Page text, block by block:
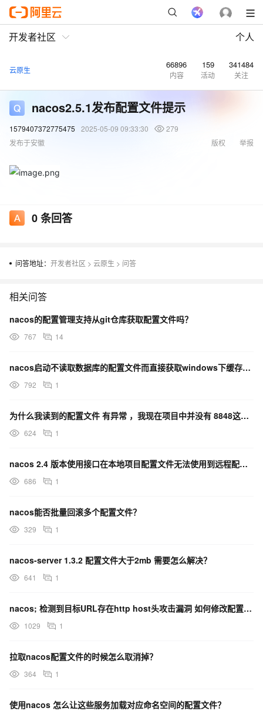
开发者社区 个人
云原生 66896
内容
159
活动
341484
关注
nacos2.5.1发布配置文件提示
1579407372775475 2025-05-09 09:33:30
279
发布于安徽
举报
版权
0条回答
问答地址： 开发者社区 > 云原生 > 问答
相关问答
nacos的配置管理支持从git仓库获取配置文件吗？
767 14
nacos启动不读取数据库的配置文件而直接获取windows下缓存的文件 怎么回事？
792 1
为什么我读到的配置文件 有异常 ，我现在项目中并没有 8848这个端口 ?nacos版本为 V2.3
624 1
nacos 2.4 版本使用接口在本地项目配置文件无法使用到远程配置，远程配置不生效 ，这是为什么？
686 1
nacos能否批量回滚多个配置文件？
329 1
nacos-server 1.3.2 配置文件大于2mb 需要怎么解决？
641 1
nacos; 检测到目标URL存在http host头攻击漏洞 如何修改配置文件指定host？
1029 1
拉取nacos配置文件的时候怎么取消掉？
364 1
使用nacos 怎么让这些服务加载对应命名空间的配置文件？